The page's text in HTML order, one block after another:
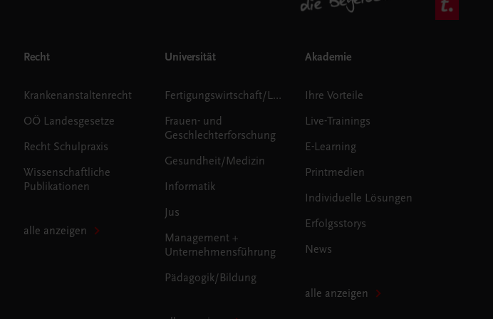
Recht
Krankenanstaltenrecht
OÖ Landesgesetze
Recht Schulpraxis
Wissenschaftliche
Publikationen
alle anzeigen
Universität
Fertigungswirtschaft/Logistik
Frauen- und
Geschlechterforschung
Gesundheit/Medizin
Informatik
Jus
Management +
Unternehmensführung
Pädagogik/Bildung
Akademie
Ihre Vorteile
Live-Trainings
E-Learning
Printmedien
Individuelle Lösungen
Erfolgsstorys
News
alle anzeigen